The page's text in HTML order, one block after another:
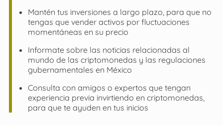
Mantén tus inversiones a largo plazo, para que no
tengas que vender activos por fluctuaciones
momentáneas en su precio
Informate sobre las noticias relacionadas al
mundo de las criptomonedas y las regulaciones
gubernamentales en México
Consulta con amigos o expertos que tengan
experiencia previa invirtiendo en criptomonedas,
para que te ayuden en tus inicios